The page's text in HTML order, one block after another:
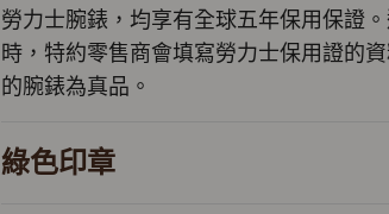
勞力士腕錶，均享有全球五年保用保證
時，特約零售商會填寫勞力士保用證的
的腕錶為真品。
綠色印章